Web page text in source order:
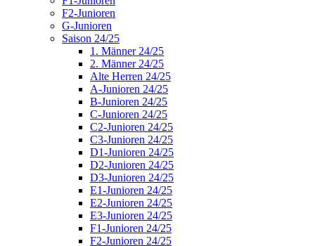
F2-Junioren
G-Junioren
Saison 24/25
1. Männer 24/25
2. Männer 24/25
Alte Herren 24/25
A-Junioren 24/25
B-Junioren 24/25
C-Junioren 24/25
C2-Junioren 24/25
C3-Junioren 24/25
D1-Junioren 24/25
D2-Junioren 24/25
D3-Junioren 24/25
E1-Junioren 24/25
E2-Junioren 24/25
E3-Junioren 24/25
F1-Junioren 24/25
F2-Junioren 24/25